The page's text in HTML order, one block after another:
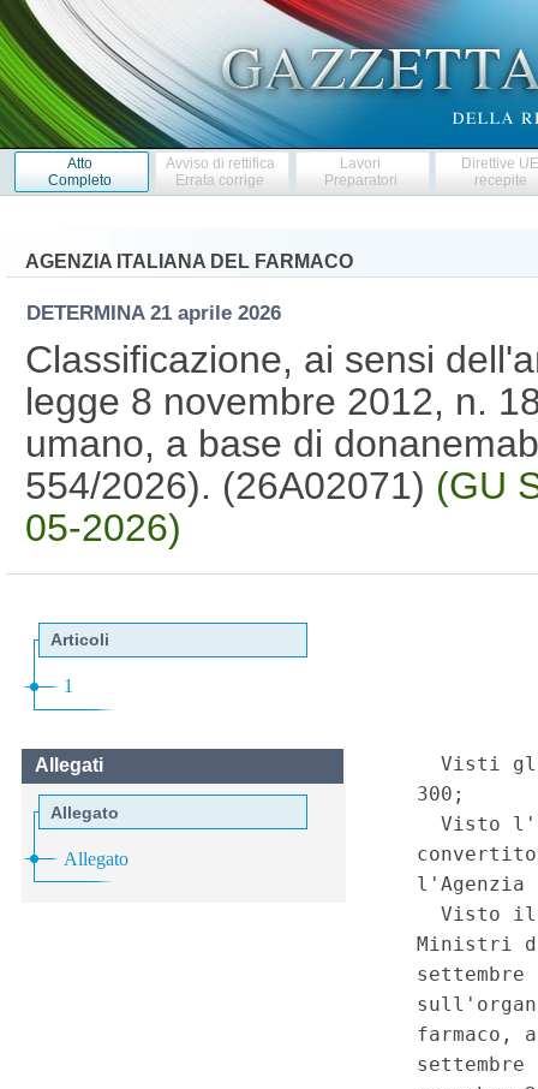
Atto
Completo
Avviso di rettifica
Errata corrige
Lavori
Preparatori
Direttive
recepite
AGENZIA ITALIANA DEL FARMACO
DETERMINA 21 aprile 2026
Classificazione, ai sensi
legge 8 novembre 2012, n.
umano, a base di
554/2026). (26A02071) (GU
05-2026)